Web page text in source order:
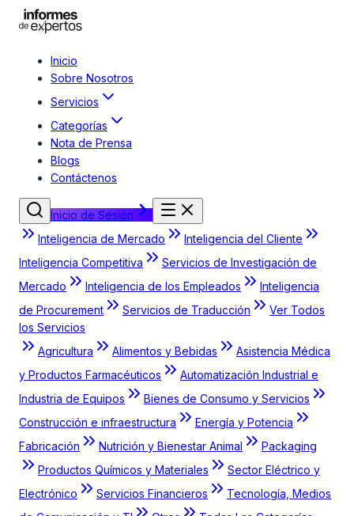
Inicio
Sobre Nosotros
Servicios
Categorías
Nota de Prensa
Blogs
Contáctenos
Inicio de Sesión
Inteligencia de Mercado
Inteligencia del Cliente
Inteligencia Competitiva
Servicios de Investigación de
Mercado
Inteligencia de los Empleados
Inteligencia
de Procurement
Servicios de Traducción
Ver Todos
los Servicios
Agricultura
Alimentos y Bebidas
Asistencia Médica
y Productos Farmacéuticos
Automatización Industrial e
Industria de Equipos
Bienes de Consumo y Servicios
Construcción e infraestructura
Energía y Potencia
Fabricación
Nutrición y Bienestar Animal
Packaging
Productos Químicos y Materiales
Sector Eléctrico y
Electrónico
Servicios Financieros
Tecnología, Medios